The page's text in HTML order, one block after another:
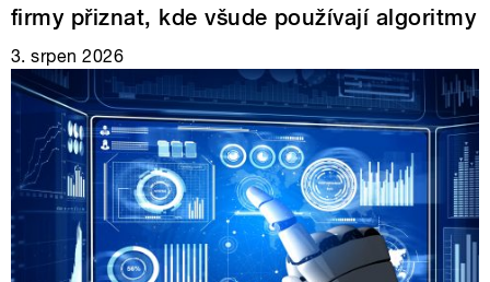
firmy přiznat, kde všude používají algoritmy
3. srpen 2026